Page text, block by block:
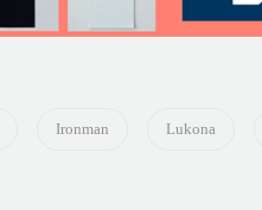
Ironman Lukona